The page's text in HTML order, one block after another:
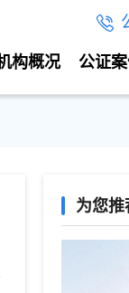
公证案
构概况
为您推